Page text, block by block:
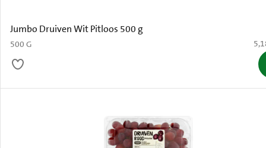
Jumbo Druiven Wit Pitloos 500 g
500 G €